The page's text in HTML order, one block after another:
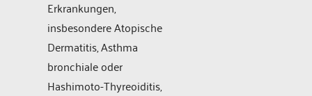
Erkrankungen,
insbesondere Atopische
Dermatitis, Asthma
bronchiale oder
Hashimoto-Thyreoiditis,